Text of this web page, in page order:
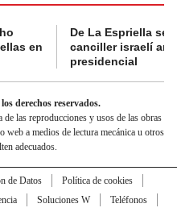
en
De La Espriella se
canciller israelí
presidencial
derechos reservados.
las reproducciones y usos de las obras
web a medios de lectura mecánica u otros
adecuados.
de Datos
Política de cookies
Soluciones W
Teléfonos